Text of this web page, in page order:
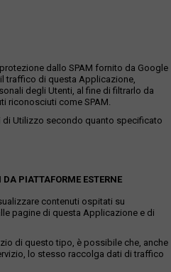
dallo SPAM fornito da Google
traffico di questa Applicazione,
degli Utenti, al fine di filtrarlo da
riconosciuti come SPAM.
di Utilizzo secondo quanto specificato
PIATTAFORME ESTERNE
contenuti ospitati su
pagine di questa Applicazione e di
di questo tipo, è possibile che, anche
lo stesso raccolga dati di traffico